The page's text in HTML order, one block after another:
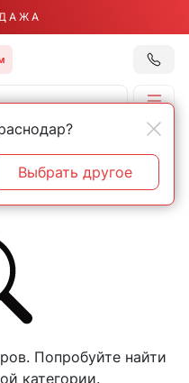
А Ж А
Попробуйте найти
категории.
Выбрать другое